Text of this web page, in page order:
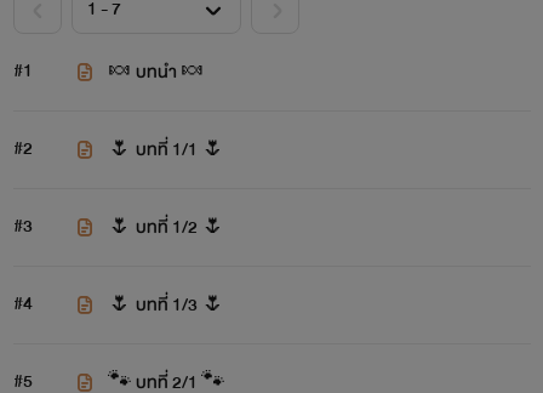
#1 🍬 บทนำ 🍬
#2 🌷 บทที่ 1/1 🌷
#3 🌷 บทที่ 1/2 🌷
#4 🌷 บทที่ 1/3 🌷
#5 🐾 บทที่ 2/1 🐾